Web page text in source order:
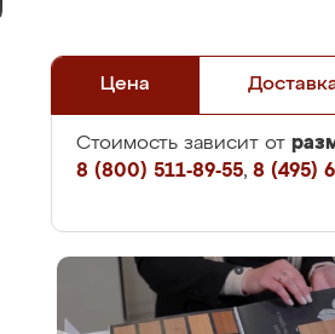
Цена
Стоимость зависит от
8 (800) 511-89-55, 8 (495)